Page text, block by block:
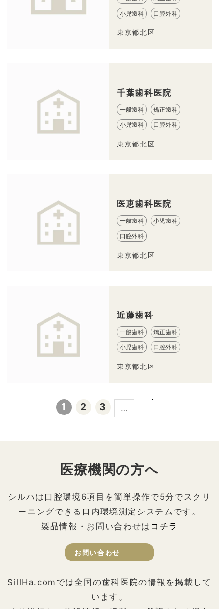
小児歯科 口腔外科
東京都北区
千葉歯科医院
一般歯科 矯正歯科
小児歯科 口腔外科
東京都北区
医恵歯科医院
一般歯科 小児歯科
口腔外科
東京都北区
近藤歯科
一般歯科 矯正歯科
小児歯科 口腔外科
東京都北区
1 2 3 …
医療機関の方へ
シルハは口腔環境6項目を簡単操作で5分でスクリ
ーニングできる口内環境測定システムです。
製品情報・お問い合わせは コチラ
お問い合わせ
SillHa.comでは全国の歯科医院の情報を掲載して
います。